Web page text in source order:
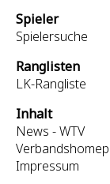
Spieler
Spielersuche
Ranglisten
LK-Rangliste
Inhalt
News - WTV
Impressum